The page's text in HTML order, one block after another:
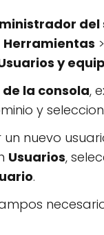
del
Herramientas >
y
la consola,
y
nuevo
Usuarios,
.